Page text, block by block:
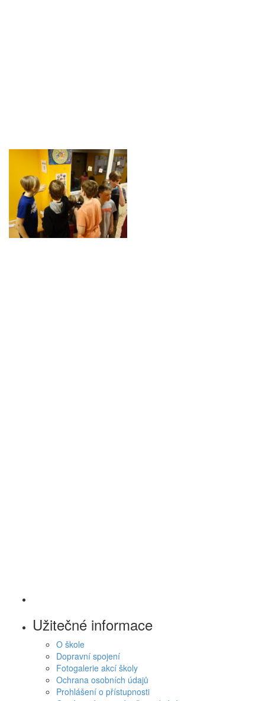
Užitečné informace
O škole
Dopravní spojení
Fotogalerie akcí školy
Ochrana osobních údajů
Prohlášení o přístupnosti